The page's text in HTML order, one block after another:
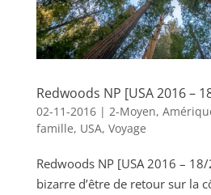
Redwoods NP [USA 2016 –
02-11-2016| 2-Moyen,
famille, USA, Voyage
Redwoods NP [USA 2016 –
bizarre d’être de retour sur la